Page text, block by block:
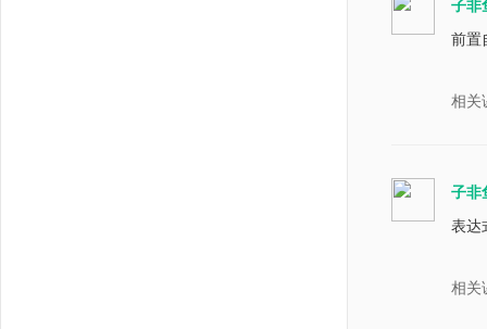
子非
前置
相关
子非
表达
相关